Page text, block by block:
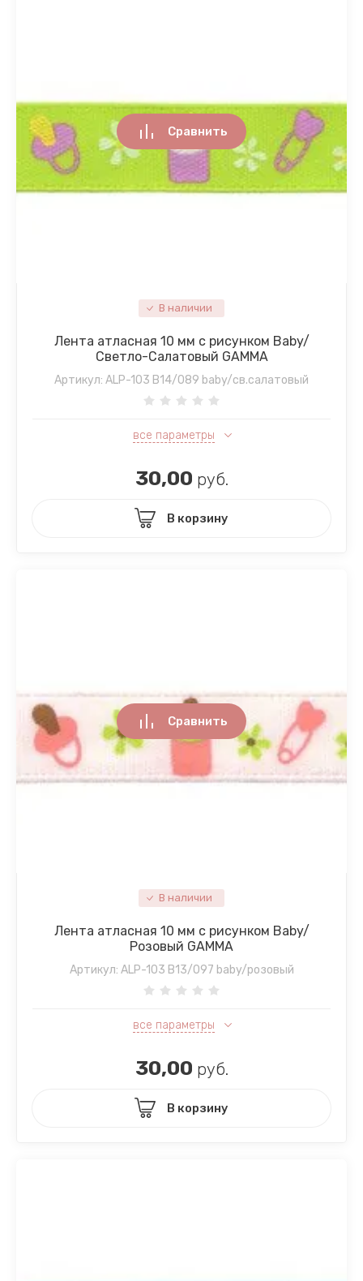
В наличии
Лента атласная 10 мм с рисунком Baby/
Светло-Салатовый GAMMA
Артикул: ALP-103 B14/089 baby/св.салатовый
все параметры
Сравнить
30,00 руб.
В корзину
В наличии
Лента атласная 10 мм с рисунком Baby/
Розовый GAMMA
Артикул: ALP-103 B13/097 baby/розовый
все параметры
Сравнить
30,00 руб.
В корзину